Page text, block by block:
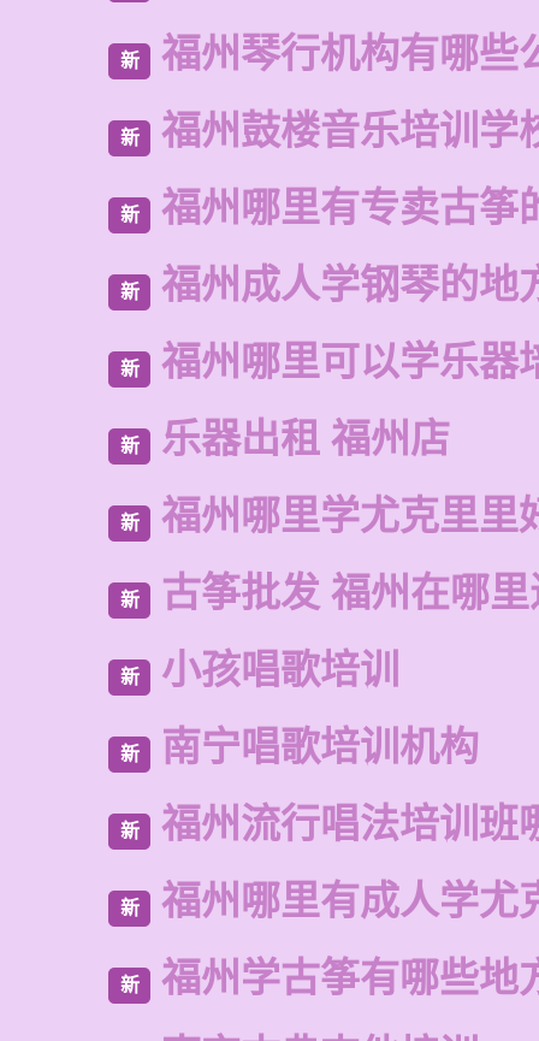
新 福州琴行机构有哪些
新 福州鼓楼音乐培训学
新 福州哪里有专卖古筝
新 福州成人学钢琴的地
新 福州哪里可以学乐器
新 乐器出租 福州店
新 福州哪里学尤克里里
新 古筝批发 福州在哪
新 小孩唱歌培训
新 南宁唱歌培训机构
新 福州流行唱法培训班
新 福州哪里有成人学尤
新
福州学古筝有哪些地